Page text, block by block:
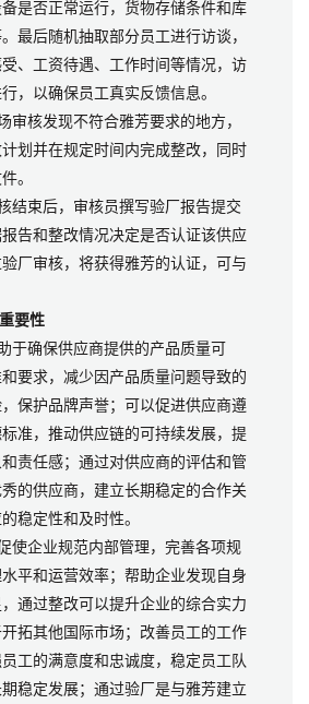
是否正常运行，货物存储条件和库
最后随机抽取部分员工进行访谈，
、工资待遇、工作时间等情况，访
，以确保员工真实反馈信息。
审核发现不符合雅芳要求的地方，
划并在规定时间内完成整改，同时
。
结束后，审核员撰写验厂报告提交
告和整改情况决定是否认证该供应
厂审核，将获得雅芳的认证，可与
要性
于确保供应商提供的产品质量可
要求，减少因产品质量问题导致的
保护品牌声誉；可以促进供应商遵
准，推动供应链的可持续发展，提
责任感；通过对供应商的评估和管
的供应商，建立长期稳定的合作关
稳定性和及时性。
使企业规范内部管理，完善各项规
平和运营效率；帮助企业发现自身
通过整改可以提升企业的综合实力
拓其他国际市场；改善员工的工作
工的满意度和忠诚度，稳定员工队
稳定发展；通过验厂是与雅芳建立